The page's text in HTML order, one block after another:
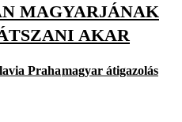
MAGYARJÁNAK
AKAR
Prahamagyar átigazolás